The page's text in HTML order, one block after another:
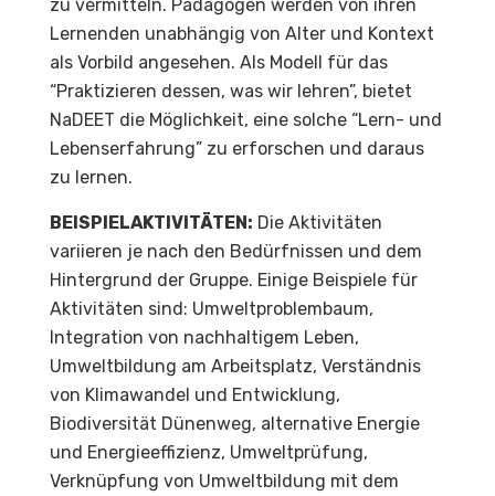
zu vermitteln. Pädagogen werden von ihren
Lernenden unabhängig von Alter und Kontext
als Vorbild angesehen. Als Modell für das
“Praktizieren dessen, was wir lehren”, bietet
NaDEET die Möglichkeit, eine solche “Lern- und
Lebenserfahrung” zu erforschen und daraus
zu lernen.
BEISPIELAKTIVITÄTEN: Die Aktivitäten
variieren je nach den Bedürfnissen und dem
Hintergrund der Gruppe. Einige Beispiele für
Aktivitäten sind: Umweltproblembaum,
Integration von nachhaltigem Leben,
Umweltbildung am Arbeitsplatz, Verständnis
von Klimawandel und Entwicklung,
Biodiversität Dünenweg, alternative Energie
und Energieeffizienz, Umweltprüfung,
Verknüpfung von Umweltbildung mit dem